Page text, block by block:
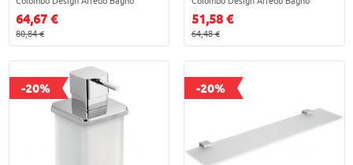
64,67 €
80,84 €
51,58 €
64,48 €
-20% -20%